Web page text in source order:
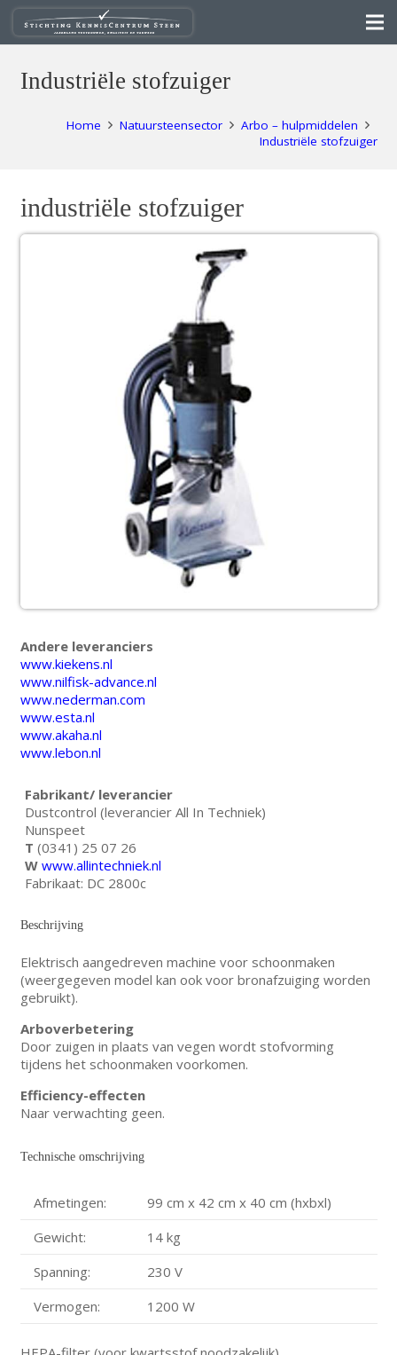
Industriële stofzuiger
Home Natuursteensector
Arbo – hulpmiddelen
Industriële stofzuiger
industriële stofzuiger
Andere leveranciers
www.kiekens.nl
www.nilfisk-advance.nl
www.nederman.com
www.esta.nl
www.akaha.nl
www.lebon.nl
Fabrikant/ leverancier
Dustcontrol (leverancier All In Techniek)
Nunspeet
T (0341) 25 07 26
W www.allintechniek.nl
Fabrikaat: DC 2800c
Beschrijving
Elektrisch aangedreven machine voor schoonmaken
(weergegeven model kan ook voor bronafzuiging worden
gebruikt).
Arboverbetering
Door zuigen in plaats van vegen wordt stofvorming
tijdens het schoonmaken voorkomen.
Efficiency-effecten
Naar verwachting geen.
Technische omschrijving
Afmetingen:
99 cm x 42 cm x 40 cm (hxbxl)
Gewicht:
14 kg
Spanning:
230 V
Vermogen:
1200 W